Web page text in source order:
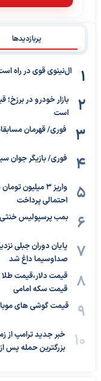
پربازدیدها
ال‌نینوی قوی در راه
بازار خودرو در
است
فوری/ قهرمان
فوری/ بازیگر جوان
واریز ۳
احتمالی پرداخت
بمب پرسپولیس
پایان دوران جبلی
صداوسیما داغ شد
قیمت سکه امامی
قیمت گوشی های موبایل
خبر جدید ترامپ از
بزرگترین حمله پس